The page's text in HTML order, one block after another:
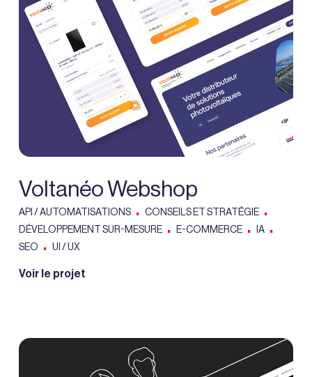
Voltanéo Webshop
API / AUTOMATISATIONS . CONSEILS ET STRATÉGIE .
DÉVELOPPEMENT SUR-MESURE . E-COMMERCE . IA .
SEO . UI / UX
Voir le projet